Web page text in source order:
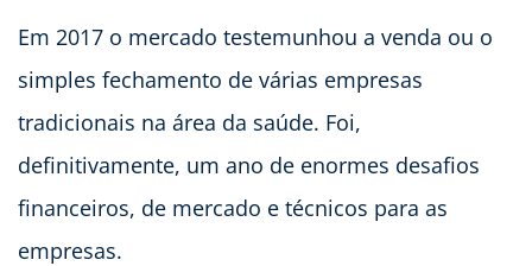
Em 2017 o mercado testemunhou a venda ou o
simples fechamento de várias empresas
tradicionais na área da saúde. Foi,
definitivamente, um ano de enormes desafios
financeiros, de mercado e técnicos para as
empresas.